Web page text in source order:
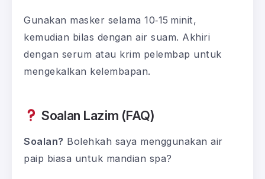
Gunakan masker selama 10‑15 minit,
kemudian bilas dengan air suam. Akhiri
dengan serum atau krim pelembap untuk
mengekalkan kelembapan.
Soalan Lazim (FAQ)
Soalan? Bolehkah saya menggunakan air
paip biasa untuk mandian spa?